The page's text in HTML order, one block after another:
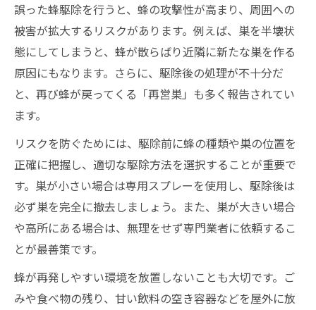
誤った蜂駆除を行うと、蜂の攻撃性が高まり、周囲への
被害が拡大するリスクがあります。例えば、巣を半壊状
態にしてしまうと、蜂が散らばり近隣に新たな巣を作る
原因にもなります。さらに、駆除後の処理が不十分だ
と、再び蜂が戻ってくる「再営巣」も多く報告されてい
ます。
リスクを防ぐためには、駆除前に蜂の種類や巣の位置を
正確に把握し、適切な駆除方法を選択することが重要で
す。巣が小さい場合は専用スプレーを使用し、駆除後は
必ず巣を完全に撤去しましょう。また、巣が大きい場合
や高所にある場合は、無理をせず専門業者に依頼するこ
とが最善策です。
蜂が再発しやすい環境を放置しないことも大切です。ご
みや食べ物の残り、甘い飲料の空き容器などを屋外に放